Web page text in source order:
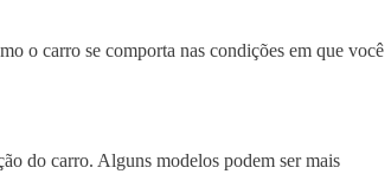
o carro se comporta nas condições em que você
do carro. Alguns modelos podem ser mais